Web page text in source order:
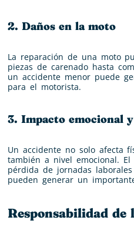
2. Daños en la moto
La reparación de una moto
piezas de carenado hasta
un accidente menor puede
para el motorista.
3. Impacto emocional
Un accidente no solo afecta
también a nivel emocional.
pérdida de jornadas
pueden generar un
Responsabilidad de